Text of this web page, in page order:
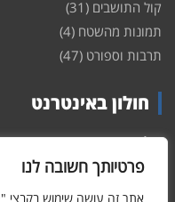
פרטיותך חשובה לנו
קול התושבים (31)
תמונות מהשטח (4)
תרבות וספורט (47)
חולון באינטרנט
חולוןבאינטרנט – האתר
חולון. במה פתוחה לקול תושבי
ופרוייקטים חדשים בעיר, חיי
הנעשה בעיר. אתם מוזמנים